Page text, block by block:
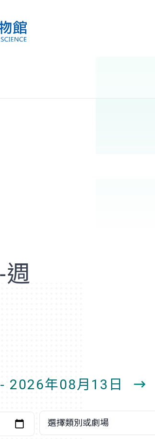
週
2026年08月13日
一
選擇類別或劇場